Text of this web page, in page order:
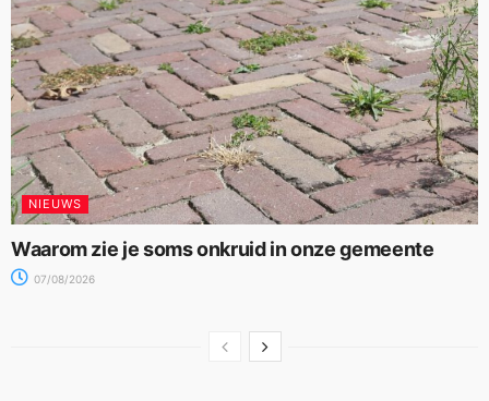
NIEUWS
Waarom zie je soms onkruid in onze gemeente
07/08/2026